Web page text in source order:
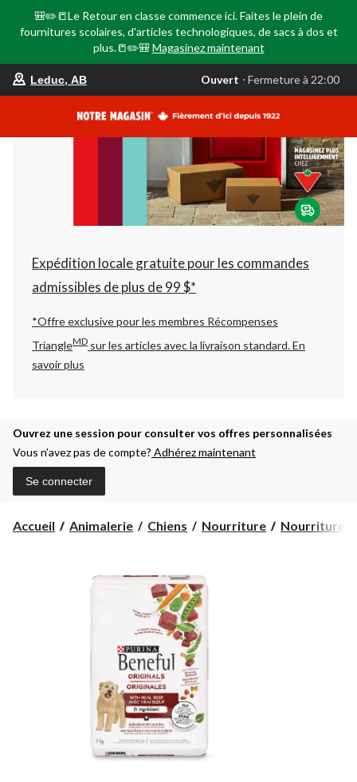
🎒✏️📒Le Retour en classe commence ici. Faites le plein de
fournitures scolaires, d'articles technologiques, de sacs à dos et
plus.📒✏️🎒 Magasinez maintenant
votre
est
AB,
Ouvert,
Fermeture
à
22:00
changer
Leduc, AB Ouvert ⋅ Fermeture à 22:00
Expédition locale gratuite pour les commandes
admissibles de plus de 99 $*
*Offre exclusive pour les membres Récompenses
TriangleMD sur les articles avec la livraison standard.En
savoir plus
Ouvrez une session pour consulter vos offres personnalisées
Vous n’avez pas de compte? Adhérez maintenant
Se connecter
Accueil Animalerie Chiens Nourriture Nourriture